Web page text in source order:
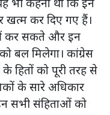
खत्म कर दिए गए हैं।
कर सकते और इन
बल मिलेगा। कांग्रेस
हितों को पूरी तरह से
के सारे अधिकार
सभी संहिताओं को